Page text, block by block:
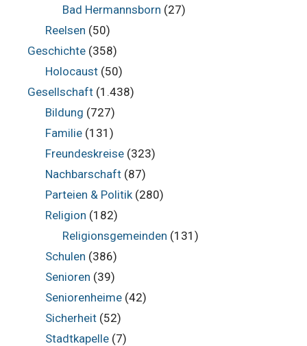
Bad Hermannsborn (27)
Reelsen (50)
Geschichte (358)
Holocaust(50)
Gesellschaft (1.438)
Bildung (727)
Familie(131)
Freundeskreise(323)
Nachbarschaft(87)
Parteien & Politik(280)
Religion (182)
Religionsgemeinden (131)
Schulen (386)
Senioren (39)
Seniorenheime(42)
Sicherheit(52)
Stadtkapelle(7)